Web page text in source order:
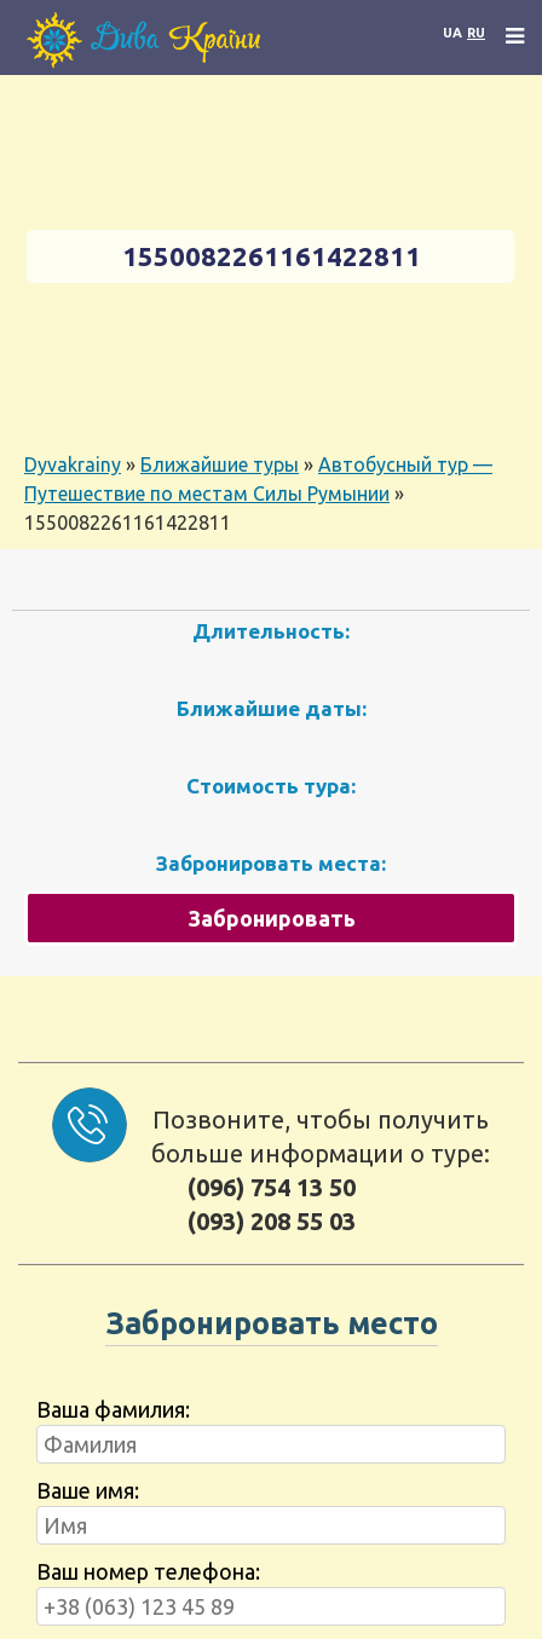
UA RU
1550082261161422811
Dyvakrainy » Ближайшие туры » Автобусный тур —
Путешествие по местам Силы Румынии »
1550082261161422811
Длительность:
Ближайшие даты:
Стоимость тура:
Забронировать места:
Забронировать
Позвоните, чтобы получить
больше информации о туре:
(096) 754 13 50
(093) 208 55 03
Забронировать место
Ваша фамилия:
Ваше имя:
Ваш номер телефона: